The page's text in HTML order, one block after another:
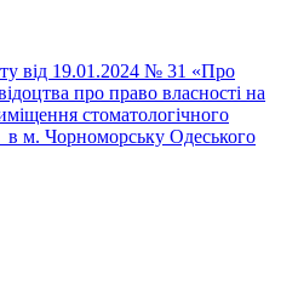
від 19.01.2024 № 31 «Про
про право власності на
стоматологічного
м. Чорноморську Одеського